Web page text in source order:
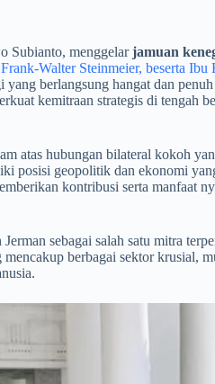
Subianto, menggelarjamuan
Walter Steinmeier, beserta
berlangsung hangat dan
kemitraan strategis di tengah
atas hubungan bilateral kokoh
posisi geopolitik dan ekonomi
kontribusi serta manfaat
sebagai salah satu mitra
berbagai sektor krusial,